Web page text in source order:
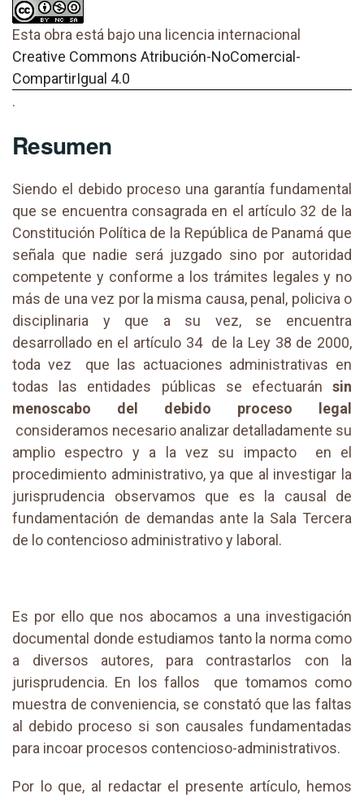
Esta obra está bajo una licencia internacional
Creative Commons Atribución-NoComercial-
CompartirIgual 4.0
.
Resumen
Siendo el debido proceso una garantía fundamental
que se encuentra consagrada en el artículo 32 de la
Constitución Política de la República de Panamá que
señala que nadie será juzgado sino por autoridad
competente y conforme a los trámites legales y no
más de una vez por la misma causa, penal, policiva o
disciplinaria y que a su vez, se encuentra
desarrollado en el artículo 34 de la Ley 38 de 2000,
toda vez que las actuaciones administrativas en
todas las entidades públicas se efectuarán sin
menoscabo del debido proceso legal
consideramos necesario analizar detalladamente su
amplio espectro y a la vez su impacto en el
procedimiento administrativo, ya que al investigar la
jurisprudencia observamos que es la causal de
fundamentación de demandas ante la Sala Tercera
de lo contencioso administrativo y laboral.
Es por ello que nos abocamos a una investigación
documental donde estudiamos tanto la norma como
a diversos autores, para contrastarlos con la
jurisprudencia. En los fallos que tomamos como
muestra de conveniencia, se constató que las faltas
al debido proceso si son causales fundamentadas
para incoar procesos contencioso-administrativos.
Por lo que, al redactar el presente artículo, hemos